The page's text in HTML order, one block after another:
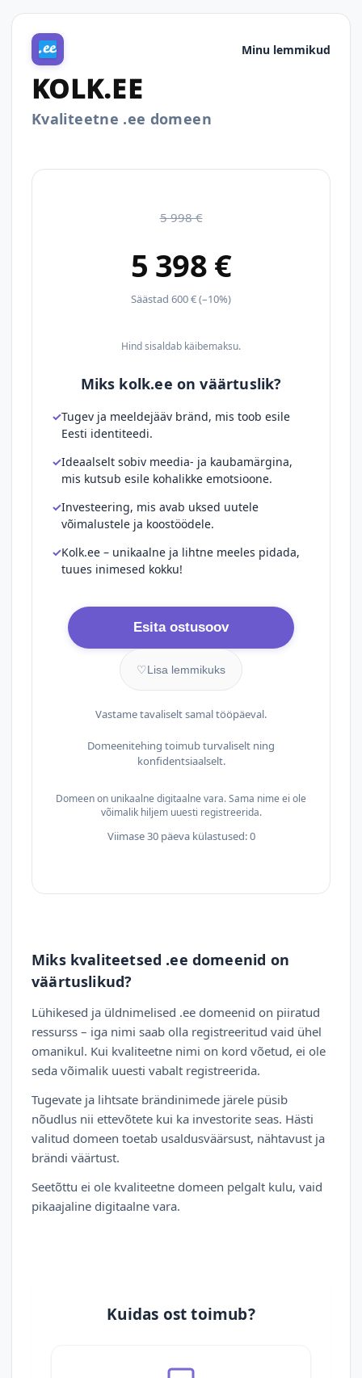
Minu lemmikud
KOLK.EE
Kvaliteetne .ee domeen
5 998 €
5 398 €
Säästad 600 € (–10%)
Hind sisaldab käibemaksu.
Miks kolk.ee on väärtuslik?
Tugev ja meeldejääv bränd, mis toob esile
Eesti identiteedi.
Ideaalselt sobiv meedia- ja kaubamärgina,
mis kutsub esile kohalikke emotsioone.
Investeering, mis avab uksed uutele
võimalustele ja koostöödele.
Kolk.ee – unikaalne ja lihtne meeles pidada,
tuues inimesed kokku!
Esita ostusoov
♡Lisa lemmikuks
Vastame tavaliselt samal tööpäeval.
Domeenitehing toimub turvaliselt ning
konfidentsiaalselt.
Domeen on unikaalne digitaalne vara. Sama nime ei ole
võimalik hiljem uuesti registreerida.
Viimase 30 päeva külastused: 0
Miks kvaliteetsed .ee domeenid on
väärtuslikud?
Lühikesed ja üldnimelised .ee domeenid on piiratud
ressurss – iga nimi saab olla registreeritud vaid ühel
omanikul. Kui kvaliteetne nimi on kord võetud, ei ole
seda võimalik uuesti vabalt registreerida.
Tugevate ja lihtsate brändinimede järele püsib
nõudlus nii ettevõtete kui ka investorite seas. Hästi
valitud domeen toetab usaldusväärsust, nähtavust ja
brändi väärtust.
Seetõttu ei ole kvaliteetne domeen pelgalt kulu, vaid
pikaajaline digitaalne vara.
Kuidas ost toimub?